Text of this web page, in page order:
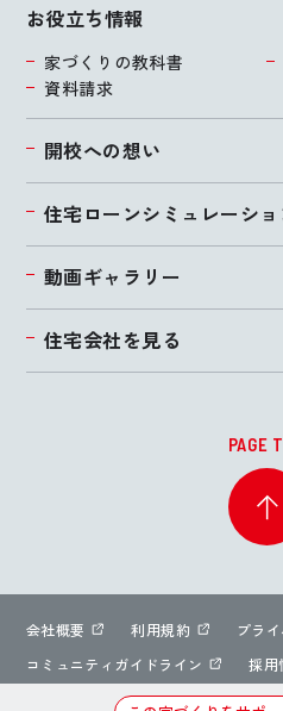
お役立ち情報
家づくりの教科書
資料請求
開校への想い
住宅ローンシミュレーショ
動画ギャラリー
住宅会社を見る
PAGE
会社概要 利用規約
プラ
コミュニティガイドライン
採用